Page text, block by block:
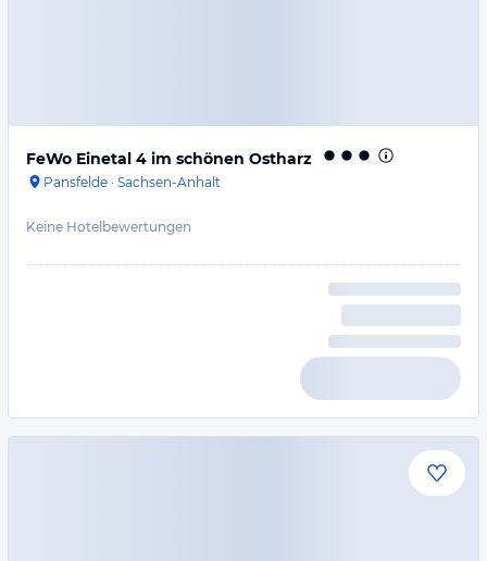
FeWo Einetal 4 im schönen Ostharz
Pansfelde · Sachsen-Anhalt
Keine Hotelbewertungen